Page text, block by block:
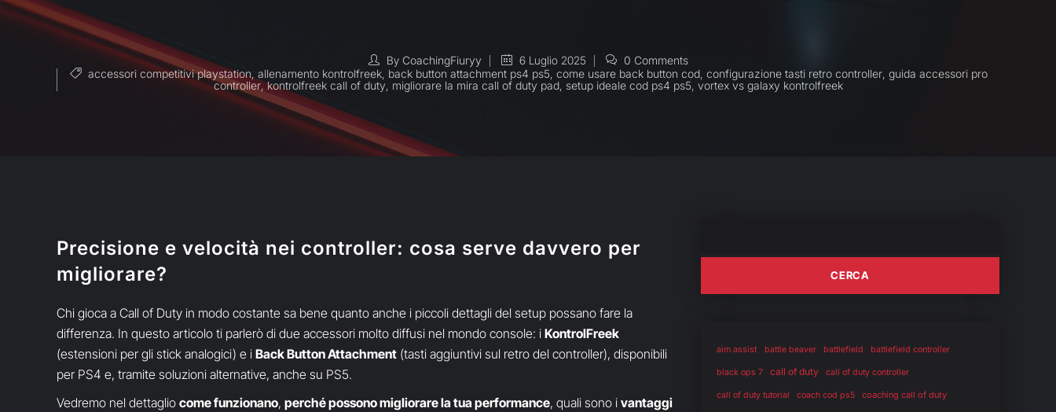
By CoachingFiuryy 6 Luglio 2025
0 Comments
accessori competitivi playstation, allenamento kontrolfreek, back button attachment ps4 ps5, come usare back button cod, configurazione tasti retro controller, guida accessori pro
controller,kontrolfreek call of duty, migliorare la mira call of duty pad, setup ideale cod ps4 ps5 vortex vs galaxy kontrolfreek
Precisione e velocità nei controller: cosa serve davvero per
migliorare?
Chi gioca a Call of Duty in modo costante sa bene quanto anche i piccoli dettagli del setup possano fare la
differenza. In questo articolo ti parlerò di due accessori molto diffusi nel mondo console: i KontrolFreek
(estensioni per gli stick analogici) e i Back Button Attachment (tasti aggiuntivi sul retro del controller), disponibili
per PS4 e, tramite soluzioni alternative, anche su PS5.
Vedremo nel dettaglio come funzionano, perché possono migliorare la tua performance, quali sono i vantaggi
aim assist battle beaver battlefield battlefield controller
black ops 7 call of duty call of duty controller
call of duty tutorial coach cod ps5 coaching call of duty